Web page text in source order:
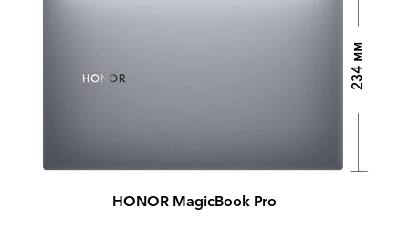
234 мм
HONOR MagicBook Pro